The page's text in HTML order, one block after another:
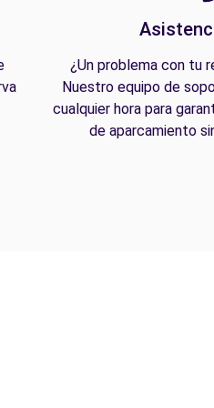
¿Un problema con tu
Nuestro equipo de
cualquier hora para
de aparcamiento